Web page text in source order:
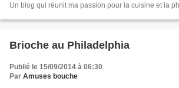
Un blog qui réunit ma passion pour la cuisine et la
Brioche au Philadelphia
Publié le 15/09/2014 à 06:30
Par Amuses bouche